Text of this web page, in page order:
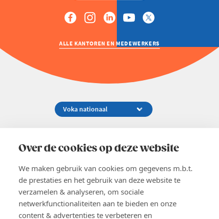
Over de cookies op deze website
We maken gebruik van cookies om gegevens m.b.t.
de prestaties en het gebruik van deze website te
verzamelen & analyseren, om sociale
netwerkfunctionaliteiten aan te bieden en onze
content & advertenties te verbeteren en
ALLE KANTOREN EN MEDEWERKERS
02 229 81 11